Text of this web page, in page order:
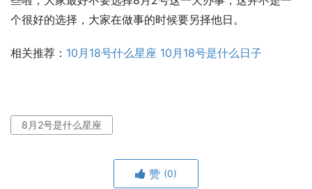
个很好的选择，大家在做事的时候要另择他日。
相关推荐： 10月18号什么星座 10月18号是什么日子
8月2号是什么星座
赞 (0)